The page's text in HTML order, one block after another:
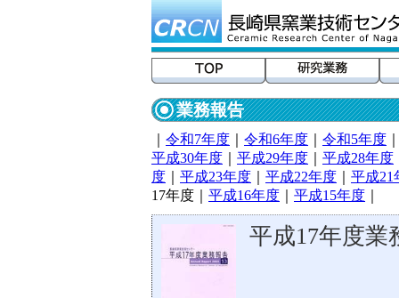
業務報告
令和7年度 令和6年度 令和5年度
平成30年度
平成29年度 平成28年度
度
平成23年度 平成22年度
平成21
17年度｜ 平成16年度 平成15年度
平成17年度業